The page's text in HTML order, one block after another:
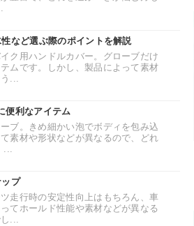
など選ぶ際のポイントを解説
ク用ハンドルカバー。グローブだけ
ムです。しかし、製品によって素材
...
便利なアイテム
ブ。きめ細かい泡でボディを包み込
素材や形状などが異なるので、どれ
...
プ
走行時の安定性向上はもちろん、車
てホールド性能や素材などが異なる
...